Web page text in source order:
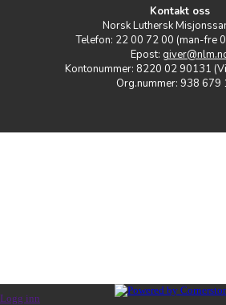
Kontakt oss
Norsk Luthersk
Telefon: 22 00 72 00 (man-fre
Epost:
Kontonummer: 8220 02 90131
Org.nummer: 938 679
Logg inn